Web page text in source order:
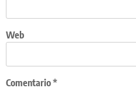
Web
Comentario*